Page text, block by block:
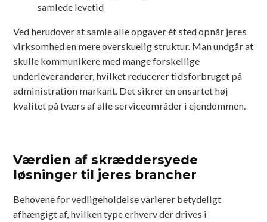
samlede levetid
Ved herudover at samle alle opgaver ét sted opnår jeres
virksomhed en mere overskuelig struktur. Man undgår at
skulle kommunikere med mange forskellige
underleverandører, hvilket reducerer tidsforbruget på
administration markant. Det sikrer en ensartet høj
kvalitet på tværs af alle serviceområder i ejendommen.
Værdien af skræddersyede
løsninger til jeres brancher
Behovene for vedligeholdelse varierer betydeligt
afhængigt af, hvilken type erhverv der drives i